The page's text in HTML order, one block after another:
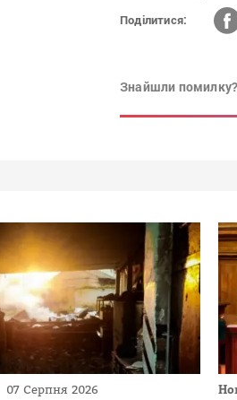
Поділитися:
Знайшли помилку?
07 Серпня 2026